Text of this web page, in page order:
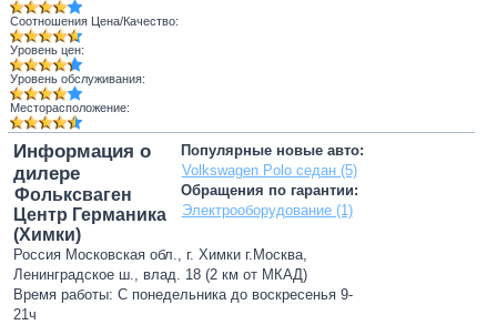
Соотношения Цена/Качество:
Уровень цен:
Уровень обслуживания:
Месторасположение:
Популярные новые авто:
Volkswagen Polo седан (5)
Обращения по гарантии:
Электрооборудование (1)
Информация о
дилере
Фольксваген
Центр Германика
(Химки)
Россия Московская обл., г. Химки г.Москва,
Ленинградское ш., влад. 18 (2 км от МКАД)
Время работы: С понедельника до воскресенья 9-
21ч